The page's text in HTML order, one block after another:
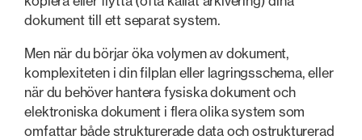
dokument till ett separat system.
Men när du börjar öka volymen av dokument,
komplexiteten i din filplan eller lagringsschema, eller
när du behöver hantera fysiska dokument och
elektroniska dokument i flera olika system som
omfattar både strukturerade data och ostrukturerad